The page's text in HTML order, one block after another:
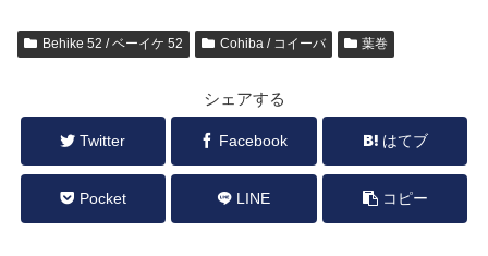
Behike 52 / ベーイケ 52 Cohiba / コイーバ 葉巻
シェアする
Twitter Facebook はてブ
Pocket LINE コピー